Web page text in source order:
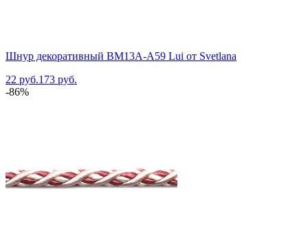
Шнур декоративный BM13A-A59 Lui от Svetlana
22 руб.173 руб.
-86%